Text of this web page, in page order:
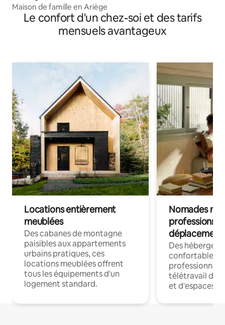
Maison de famille en Ariège
Le confort d'un chez-soi et des tarifs
mensuels avantageux
Locations entièrement
meublées
Des cabanes de montagne
paisibles aux appartements
urbains pratiques, ces
locations meublées offrent
tous les équipements d'un
logement standard.
Nomades
déplacement
Des
confortables
professionnels
télétravail
et d'espaces